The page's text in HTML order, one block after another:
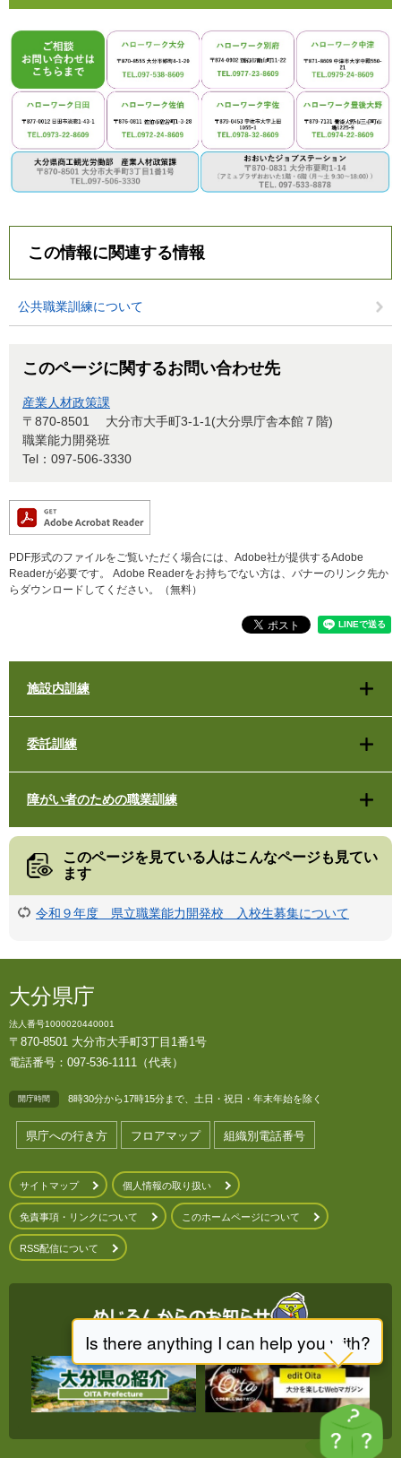
この情報に関連する情報
公共職業訓練について
このページに関するお問い合わせ先
産業人材政策課
〒870-8501
大分市大手町3-1-1(大分県庁舎本館７階)
職業能力開発班
Tel：097-506-3330
PDF形式のファイルをご覧いただく場合には、Adobe社が提供するAdobe
Readerが必要です。
Adobe Readerをお持ちでない方は、バナーのリンク先か
らダウンロードしてください。（無料）
施設内訓練
委託訓練
障がい者のための職業訓練
このページを見ている人はこんなページも見てい
ます
令和９年度 県立職業能力開発校 入校生募集について
大分県庁
法人番号1000020440001
〒870-8501 大分市大手町3丁目1番1号
電話番号：097-536-1111（代表）
開庁時間 8時30分から17時15分まで、土日・祝日・年末年始を除く
県庁への行き方 フロアマップ 組織別電話番号
サイトマップ 個人情報の取り扱い
免責事項・リンクについて このホームページについて
RSS配信について